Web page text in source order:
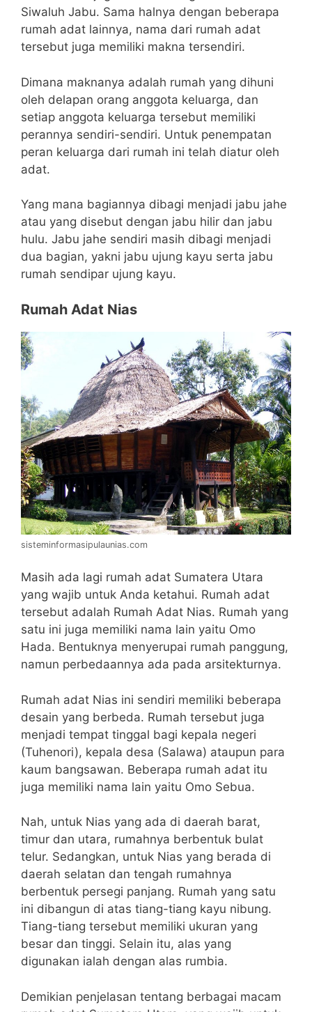
Siwaluh Jabu. Sama halnya dengan beberapa
rumah adat lainnya, nama dari rumah adat
tersebut juga memiliki makna tersendiri.
Dimana maknanya adalah rumah yang dihuni
oleh delapan orang anggota keluarga, dan
setiap anggota keluarga tersebut memiliki
perannya sendiri-sendiri. Untuk penempatan
peran keluarga dari rumah ini telah diatur oleh
adat.
Yang mana bagiannya dibagi menjadi jabu jahe
atau yang disebut dengan jabu hilir dan jabu
hulu. Jabu jahe sendiri masih dibagi menjadi
dua bagian, yakni jabu ujung kayu serta jabu
rumah sendipar ujung kayu.
Rumah Adat Nias
sisteminformasipulaunias.com
Masih ada lagi rumah adat Sumatera Utara
yang wajib untuk Anda ketahui. Rumah adat
tersebut adalah Rumah Adat Nias. Rumah yang
satu ini juga memiliki nama lain yaitu Omo
Hada. Bentuknya menyerupai rumah panggung,
namun perbedaannya ada pada arsitekturnya.
Rumah adat Nias ini sendiri memiliki beberapa
desain yang berbeda. Rumah tersebut juga
menjadi tempat tinggal bagi kepala negeri
(Tuhenori), kepala desa (Salawa) ataupun para
kaum bangsawan. Beberapa rumah adat itu
juga memiliki nama lain yaitu Omo Sebua.
Nah, untuk Nias yang ada di daerah barat,
timur dan utara, rumahnya berbentuk bulat
telur. Sedangkan, untuk Nias yang berada di
daerah selatan dan tengah rumahnya
berbentuk persegi panjang. Rumah yang satu
ini dibangun di atas tiang-tiang kayu nibung.
Tiang-tiang tersebut memiliki ukuran yang
besar dan tinggi. Selain itu, alas yang
digunakan ialah dengan alas rumbia.
Demikian penjelasan tentang berbagai macam